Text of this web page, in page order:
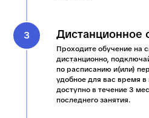
Дистанционное
Проходите обучение на
дистанционно,
по расписанию и(или)
удобное для вас время
доступно в течение 3
последнего занятия.